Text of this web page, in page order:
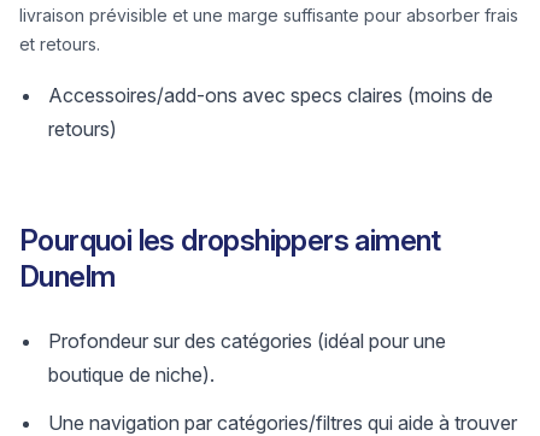
livraison prévisible et une marge suffisante pour absorber frais
et retours.
Accessoires/add-ons avec specs claires (moins de
retours)
Pourquoi les dropshippers aiment
Dunelm
Profondeur sur des catégories (idéal pour une
boutique de niche).
Une navigation par catégories/filtres qui aide à trouver